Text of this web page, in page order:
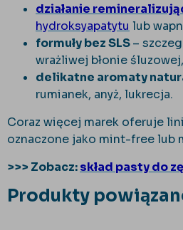
działanie
hydroksyapatytu lub
formuły bez SLS–
wrażliwej błonie śluzowej,
delikatne aromaty
rumianek, anyż, lukrecja.
Coraz więcej marek oferuje
oznaczone jako mint-free lub
>>> Zobacz:skład pasty do
Produkty